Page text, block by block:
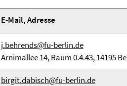
E-Mail, Adresse
j.behrends@fu-berlin.de
Arnimallee 14, Raum 0.4.43, 14195
birgit.dabisch@fu-berlin.de